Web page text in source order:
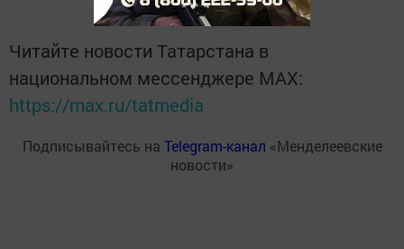
Читайте новости Татарстана в
национальном мессенджере MАХ:
https://max.ru/tatmedia
Подписывайтесь на Telegram-канал «Менделеевские
новости»